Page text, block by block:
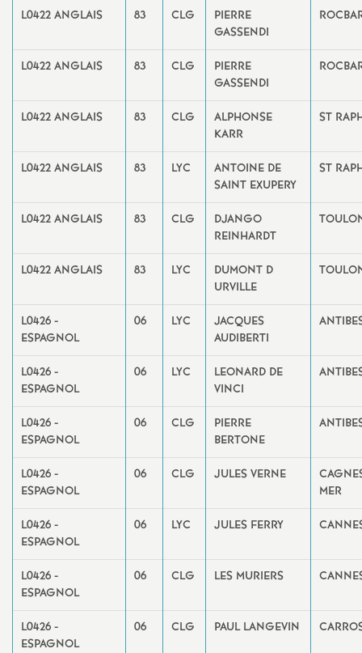
L0422 ANGLAIS 83 CLG
PIERRE
GASSENDI
L0422 ANGLAIS 83 CLG
PIERRE
GASSENDI
L0422 ANGLAIS 83 CLG
ALPHONSE
KARR
ST
L0422 ANGLAIS 83 LYC
ANTOINE DE
SAINT EXUPERY
ST
L0422 ANGLAIS 83 CLG
DJANGO
REINHARDT
L0422 ANGLAIS 83 LYC
DUMONT D
URVILLE
L0426 -
ESPAGNOL
06 LYC
JACQUES
AUDIBERTI
L0426 -
ESPAGNOL
06 LYC
LEONARD DE
VINCI
L0426 -
ESPAGNOL
06 CLG
PIERRE
BERTONE
L0426 -
ESPAGNOL
06 CLG JULES VERNE
MER
L0426 -
ESPAGNOL
06 LYC JULES FERRY
L0426 -
ESPAGNOL
06 CLG LES MURIERS
L0426 -
ESPAGNOL
06 CLG PAUL LANGEVIN